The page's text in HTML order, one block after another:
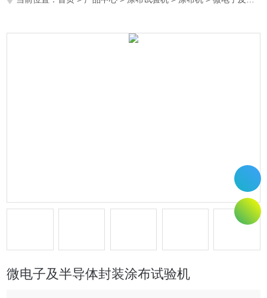
微电子及半导体封装涂布试验机